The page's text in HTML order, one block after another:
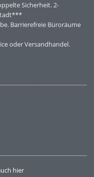
Sicherheit. 2-
Barrierefreie Büroräume
oder Versandhandel.
hier